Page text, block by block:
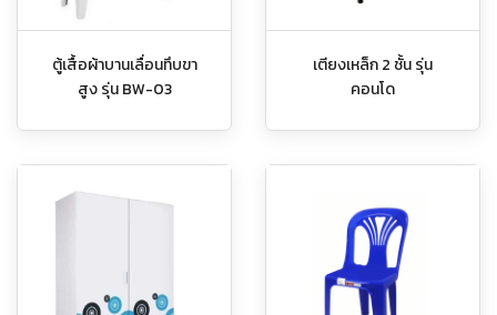
ตู้เสื้อผ้าบานเลื่อนทึบขา
สูง รุ่น BW-03
เตียงเหล็ก 2 ชั้น รุ่น
คอนโด